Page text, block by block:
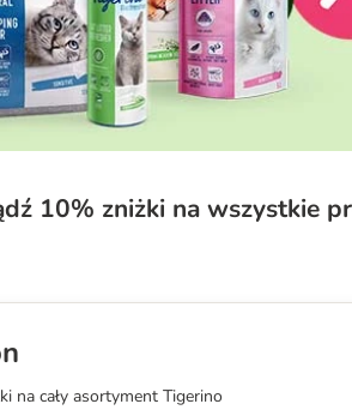
10% zniżki na wszystkie
na cały asortyment Tigerino